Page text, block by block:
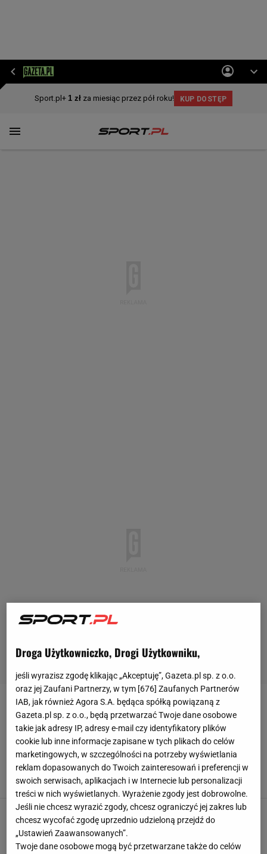
NOŻNEJ
Brzoska przemówił ws. zakończenia
współpracy z PZPN
Szymon Mańkowski,6 SIERPNIA 2026, 17:15
PZPN traci największego sponsora!
Wielomilionowe straty
Paweł Matys,
Droga Użytkowniczko, Drogi Użytkowniku,
jeśli wyrazisz zgodę klikając „Akceptuję”, Gazeta.pl sp. z o.o.
oraz jej Zaufani Partnerzy, w tym [676] Zaufanych Partnerów
IAB, jak również Agora S.A. będąca spółką powiązaną z
Gazeta.pl sp. z o.o., będą przetwarzać Twoje dane osobowe
takie jak adresy IP, adresy e-mail czy identyfikatory plików
cookie lub inne informacje zapisane w tych plikach do celów
marketingowych, w szczególności na potrzeby wyświetlania
reklam dopasowanych do Twoich zainteresowań i preferencji w
swoich serwisach, aplikacjach i w Internecie lub personalizacji
treści w nich wyświetlanych. Wyrażenie zgody jest dobrowolne.
Jeśli nie chcesz wyrazić zgody, chcesz ograniczyć jej zakres lub
chcesz wycofać zgodę uprzednio udzieloną przejdź do
„Ustawień Zaawansowanych”.
Twoje dane osobowe mogą być przetwarzane także do celów